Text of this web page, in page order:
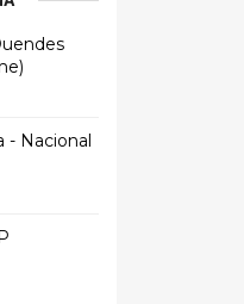
- Nacional